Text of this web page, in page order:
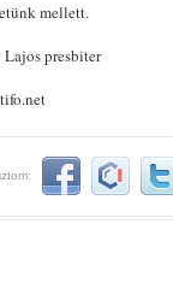
mellett.
Lajos presbiter